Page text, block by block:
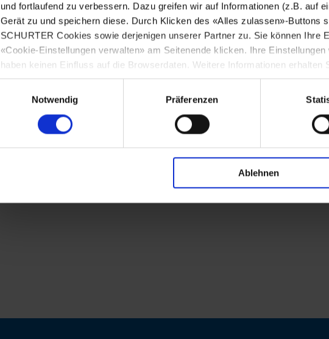
und fortlaufend zu verbessern. Dazu greifen wir auf Informationen (z.B. auf
Gerät zu und speichern diese. Durch Klicken des «Alles zulassen»-Buttons
SCHURTER Cookies sowie derjenigen unserer Partner zu. Sie können Ihre
«Cookie-Einstellungen verwalten» am Seitenende klicken. Ihre
haben keinen Einfluss auf die Browserdaten. Weitere Informationen erhalten
Notwendig
Präferenzen
Ablehnen